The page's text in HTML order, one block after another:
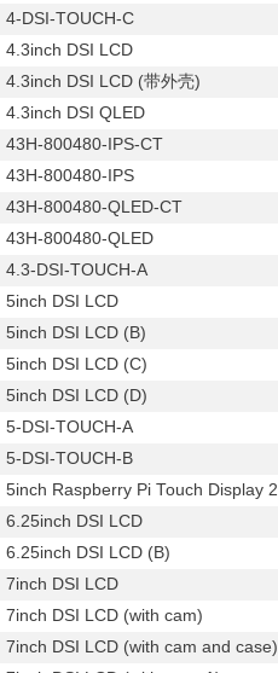
4-DSI-TOUCH-C
4.3inch DSI LCD
4.3inch DSI LCD (带外壳)
4.3inch DSI QLED
43H-800480-IPS-CT
43H-800480-IPS
43H-800480-QLED-CT
43H-800480-QLED
4.3-DSI-TOUCH-A
5inch DSI LCD
5inch DSI LCD (B)
5inch DSI LCD (C)
5inch DSI LCD (D)
5-DSI-TOUCH-A
5-DSI-TOUCH-B
5inch Raspberry Pi Touch Display 2
6.25inch DSI LCD
6.25inch DSI LCD (B)
7inch DSI LCD
7inch DSI LCD (with cam)
7inch DSI LCD (with cam and case)